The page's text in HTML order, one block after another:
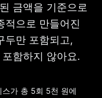
금액을 기준으로
적으로 만들어진
두만 포함되고,
함하지 않아요.
가 총 5회 5천 원에